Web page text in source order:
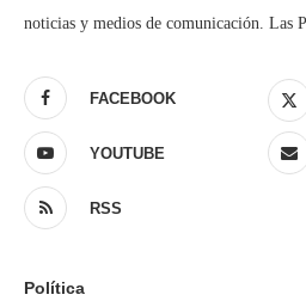
noticias y medios de comunicación. Las
FACEBOOK
YOUTUBE
RSS
Política